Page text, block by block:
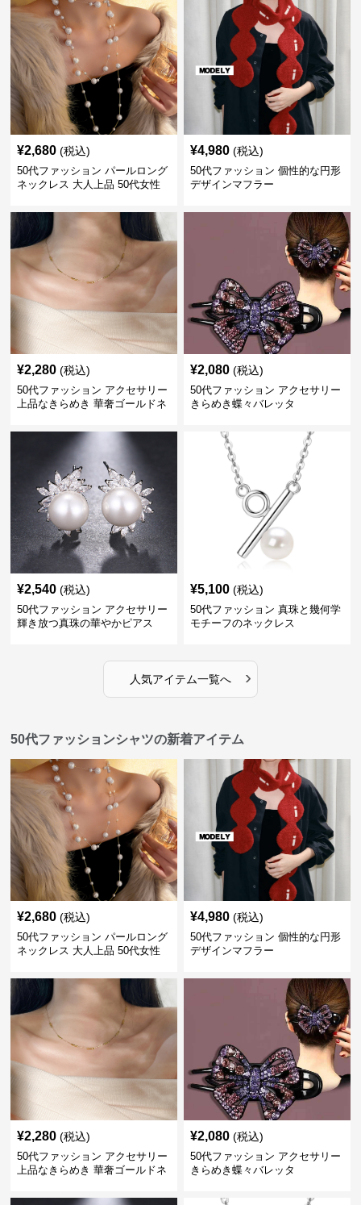
¥2,680 (税込)
50代ファッション パールロング
ネックレス 大人上品 50代女性
¥4,980 (税込)
50代ファッション 個性的な円形
デザインマフラー
¥2,280 (税込)
50代ファッション アクセサリー
上品なきらめき 華奢ゴールドネ
¥2,080 (税込)
50代ファッション アクセサリー
きらめき蝶々バレッタ
¥2,540 (税込)
50代ファッション アクセサリー
輝き放つ真珠の華やかピアス
¥5,100 (税込)
50代ファッション 真珠と幾何学
モチーフのネックレス
人気アイテム一覧へ ›
50代ファッションシャツの新着アイテム
¥2,680 (税込)
50代ファッション パールロング
ネックレス 大人上品 50代女性
¥4,980 (税込)
50代ファッション 個性的な円形
デザインマフラー
¥2,280 (税込)
50代ファッション アクセサリー
上品なきらめき 華奢ゴールドネ
¥2,080 (税込)
50代ファッション アクセサリー
きらめき蝶々バレッタ